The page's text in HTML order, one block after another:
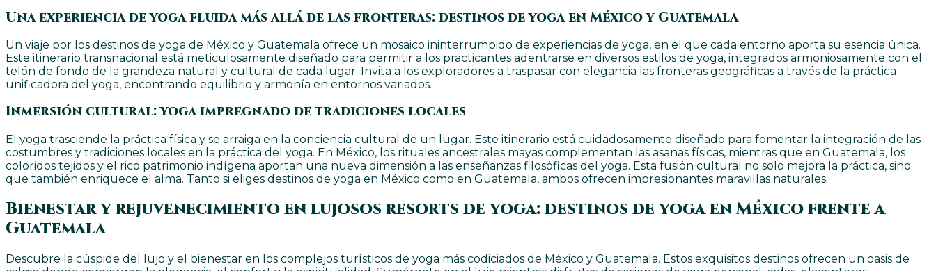
Una experiencia de yoga fluida más allá de las fronteras: destinos de yoga en México y Guatemala
Un viaje por los destinos de yoga de México y Guatemala ofrece un mosaico ininterrumpido de experiencias de yoga, en el que cada entorno aporta su esencia única.
Este itinerario transnacional está meticulosamente diseñado para permitir a los practicantes adentrarse en diversos estilos de yoga, integrados armoniosamente con el
telón de fondo de la grandeza natural y cultural de cada lugar. Invita a los exploradores a traspasar con elegancia las fronteras geográficas a través de la práctica
unificadora del yoga, encontrando equilibrio y armonía en entornos variados.
Inmersión cultural: yoga impregnado de tradiciones locales
El yoga trasciende la práctica física y se arraiga en la conciencia cultural de un lugar. Este itinerario está cuidadosamente diseñado para fomentar la integración de las
costumbres y tradiciones locales en la práctica del yoga. En México, los rituales ancestrales mayas complementan las asanas físicas, mientras que en Guatemala, los
coloridos tejidos y el rico patrimonio indígena aportan una nueva dimensión a las enseñanzas filosóficas del yoga. Esta fusión cultural no solo mejora la práctica, sino
que también enriquece el alma. Tanto si eliges destinos de yoga en México como en Guatemala, ambos ofrecen impresionantes maravillas naturales.
Bienestar y rejuvenecimiento en lujosos resorts de yoga: destinos de yoga en México frente a
Guatemala
Descubre la cúspide del lujo y el bienestar en los complejos turísticos de yoga más codiciados de México y Guatemala. Estos exquisitos destinos ofrecen un oasis de